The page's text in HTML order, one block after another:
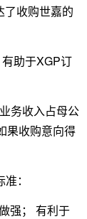
了收购世嘉的
助于XGP订
务收入占母公
果收购意向得
：
强； 有利于